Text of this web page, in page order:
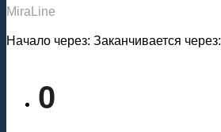
MiraLine
Начало через: Заканчивается через:
0